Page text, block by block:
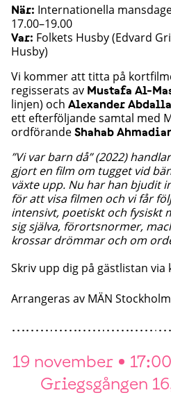
När: Internationella
17.00–19.00
Var: Folkets Husby (Edvard
Husby)
Vi kommer att titta på
regisserats av Mustafa Al-
linjen) och Alexander
ett efterföljande samtal med
ordförande Shahab
”Vi var barn då” (2022)
gjort en film om tugget vid
växte upp. Nu har han bjudit
för att visa filmen och vi får
intensivt, poetiskt och fysiskt
sig själva, förortsnormer,
krossar drömmar och om
Skriv upp dig på gästlistan via
Arrangeras av MÄN Stockholm
19 november
Griegsgången